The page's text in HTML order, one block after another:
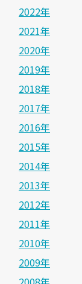
2022年
2021年
2020年
2019年
2018年
2017年
2016年
2015年
2014年
2013年
2012年
2011年
2010年
2009年